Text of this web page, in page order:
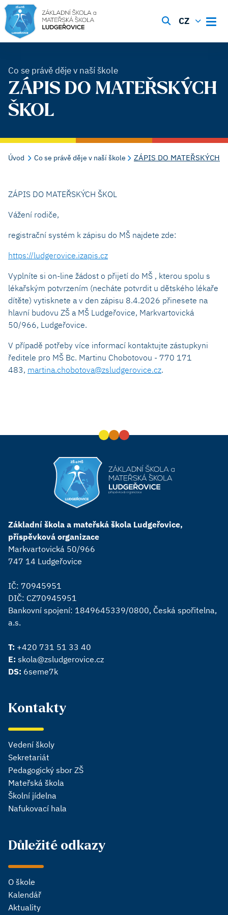
CZ
Co se právě děje v naší škole
ZÁPIS DO MATEŘSKÝCH
ŠKOL
Úvod Co se právě děje v naší škole ZÁPIS DO MATEŘSKÝCH
ZÁPIS DO MATEŘSKÝCH ŠKOL
Vážení rodiče,
registrační systém k zápisu do MŠ najdete zde:
https://ludgerovice.izapis.cz
Vyplníte si on-line žádost o přijetí do MŠ , kterou spolu s
lékařským potvrzením (necháte potvrdit u dětského lékaře
dítěte) vytisknete a v den zápisu 8.4.2026 přinesete na
hlavní budovu ZŠ a MŠ Ludgeřovice, Markvartovická
50/966, Ludgeřovice.
V případě potřeby více informací kontaktujte zástupkyni
ředitele pro MŠ Bc. Martinu Chobotovou - 770 171
483, martina.chobotova@zsludgerovice.cz.
Kontakty
Vedení školy
Sekretariát
Pedagogický sbor ZŠ
Mateřská škola
Školní jídelna
Nafukovací hala
Důležité odkazy
O škole
Kalendář
Aktuality
Základní škola a mateřská škola Ludgeřovice,
příspěvková organizace
Markvartovická 50/966
747 14 Ludgeřovice
IČ: 70945951
DIČ: CZ70945951
Bankovní spojení: 1849645339/0800, Česká spořitelna,
a.s.
T: +420 731 51 33 40
E: skola@zsludgerovice.cz
DS: 6seme7k